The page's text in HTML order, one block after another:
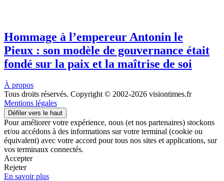
Hommage à l’empereur Antonin le
Pieux : son modèle de gouvernance était
fondé sur la paix et la maîtrise de soi
À propos
Tous droits réservés. Copyright © 2002-2026 visiontimes.fr
Mentions légales
Défiler vers le haut
Pour améliorer votre expérience, nous (et nos partenaires) stockons
et/ou accédons à des informations sur votre terminal (cookie ou
équivalent) avec votre accord pour tous nos sites et applications, sur
vos terminaux connectés.
Accepter
Rejeter
En savoir plus